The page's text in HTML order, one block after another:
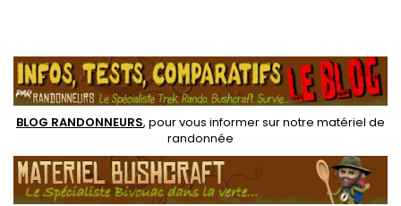
équipement.
équipement.
BLOG RANDONNEURS, pour vous informer sur notre matériel de
randonnée